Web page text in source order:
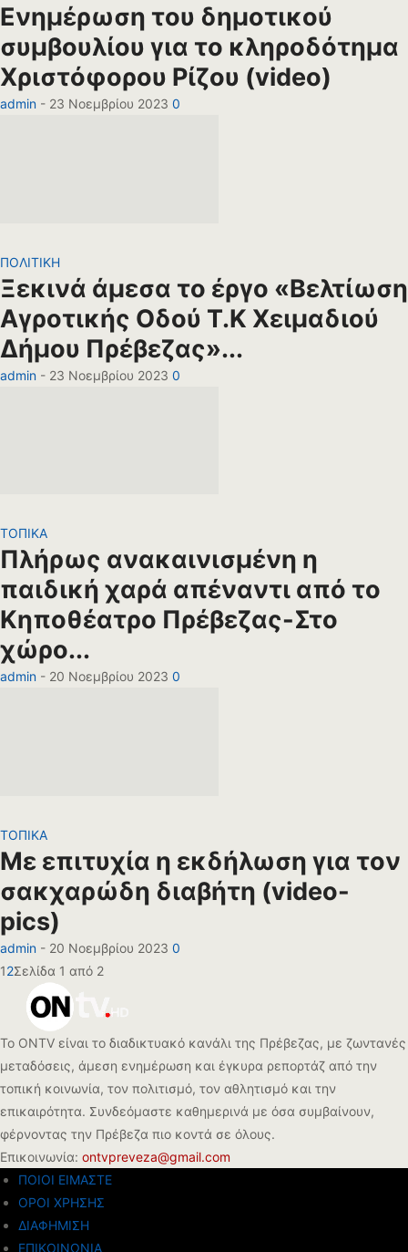
Ενημέρωση του δημοτικού
συμβουλίου για το κληροδότημα
Χριστόφορου Ρίζου (video)
admin - 23 Νοεμβρίου 2023 0
ΠΟΛΙΤΙΚΗ
Ξεκινά άμεσα το έργο «Βελτίωση
Αγροτικής Οδού Τ.Κ Χειμαδιού
Δήμου Πρέβεζας»...
admin - 23 Νοεμβρίου 2023 0
ΤΟΠΙΚΑ
Πλήρως ανακαινισμένη η
παιδική χαρά απέναντι από το
Κηποθέατρο Πρέβεζας-Στο
χώρο...
admin - 20 Νοεμβρίου 2023 0
ΤΟΠΙΚΑ
Με επιτυχία η εκδήλωση για τον
σακχαρώδη διαβήτη (video-
pics)
admin - 20 Νοεμβρίου 2023 0
12Σελίδα 1 από 2
Το ONTV είναι το διαδικτυακό κανάλι της Πρέβεζας, με ζωντανές
μεταδόσεις, άμεση ενημέρωση και έγκυρα ρεπορτάζ από την
τοπική κοινωνία, τον πολιτισμό, τον αθλητισμό και την
επικαιρότητα. Συνδεόμαστε καθημερινά με όσα συμβαίνουν,
φέρνοντας την Πρέβεζα πιο κοντά σε όλους.
Επικοινωνία: ontvpreveza@gmail.com
ΠΟΙΟΙ ΕΙΜΑΣΤΕ
ΟΡΟΙ ΧΡΗΣΗΣ
ΔΙΑΦΗΜΙΣΗ
ΕΠΙΚΟΙΝΩΝΙΑ